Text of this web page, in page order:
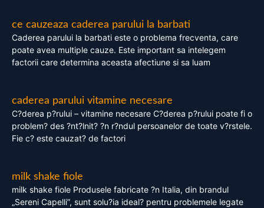
ce cauzeaza caderea parului la barbati
Caderea parului la barbati este o problema frecventa, care
poate avea multiple cauze. Este important sa intelegem
factorii care determina aceasta afectiune si sa luam
caderea parului vitamine necesare
C?derea p?rului – vitamine necesare C?derea p?rului poate fi o
problem? des ?nt?lnit? ?n r?ndul persoanelor de toate v?rstele.
Fie c? este cauzat? de factori
milk shake fiole
milk shake fiole Produsele fabricate ?n Italia, din brandul
„Sereni Capelli”, sunt solu?ia ideal? pentru problemele legate